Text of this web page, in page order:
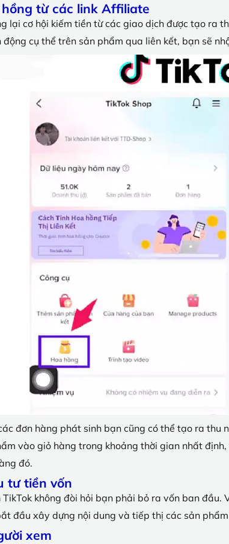
từ các link Affiliate
lại cơ hội kiếm tiền từ các giao dịch được tạo ra
động cụ thể trên sản phẩm qua liên kết, bạn sẽ
đơn hàng phát sinh bạn cũng có thể tạo ra
vào giỏ hàng trong khoảng thời gian nhất
đó.
tư tiền vốn
không đòi hỏi bạn phải bỏ ra vốn ban
đầu xây dựng nội dung và tiếp thị các sản
xem